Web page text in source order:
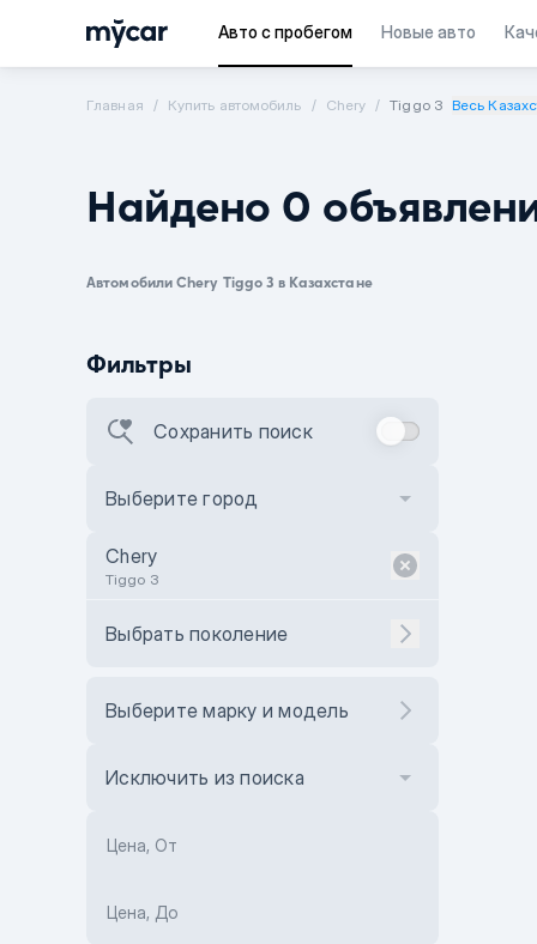
Авто с пробегом Новые авто
Главная Купить автомобиль Chery Tiggo 3 Весь
Найдено 0
Автомобили Chery Tiggo 3 в Казахстане
Фильтры
Сохранить поиск
Выберите город
Chery
Tiggo 3
Выбрать поколение
Выберите марку и модель
Исключить из поиска
Цена, От
Цена, До